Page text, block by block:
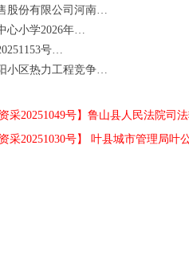
股份有限公司河南…
心小学2026年…
号…
小区热力工程竞争…
采20251049号】鲁山县人民法院司
采20251030号】 叶县城市管理局